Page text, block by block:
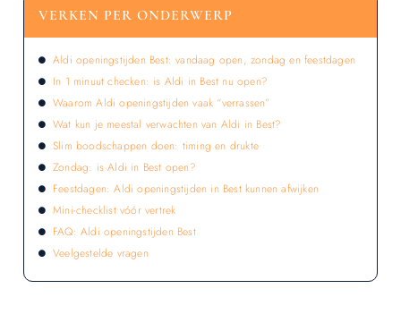
VERKEN PER ONDERWERP
Aldi openingstijden Best: vandaag open, zondag en feestdagen
In 1 minuut checken: is Aldi in Best nu open?
Waarom Aldi openingstijden vaak “verrassen”
Wat kun je meestal verwachten van Aldi in Best?
Slim boodschappen doen: timing en drukte
Zondag: is Aldi in Best open?
Feestdagen: Aldi openingstijden in Best kunnen afwijken
Mini-checklist vóór vertrek
FAQ: Aldi openingstijden Best
Veelgestelde vragen